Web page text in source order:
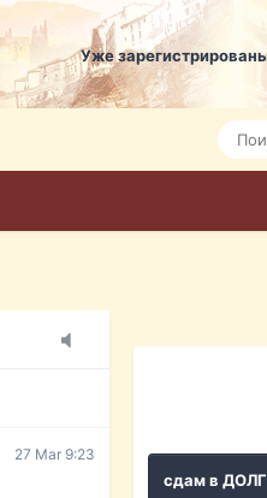
Уже
7 Mar 3:21
27 Mar 9:23
сдам в